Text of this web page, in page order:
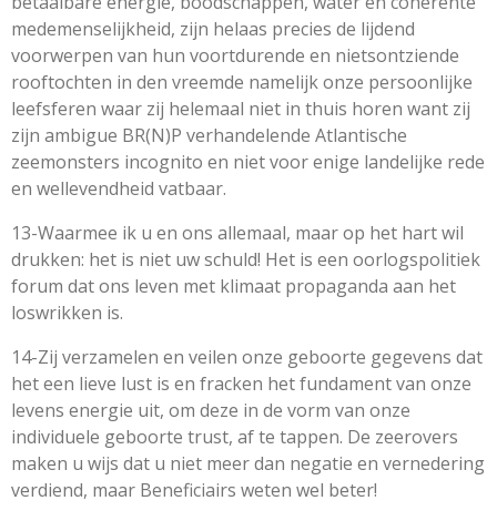
medemenselijkheid, zijn helaas precies de lijdend
voorwerpen van hun voortdurende en nietsontziende
rooftochten in den vreemde namelijk onze persoonlijke
leefsferen waar zij helemaal niet in thuis horen want zij
zijn ambigue BR(N)P verhandelende Atlantische
zeemonsters incognito en niet voor enige landelijke rede
en wellevendheid vatbaar.
13-Waarmee ik u en ons allemaal, maar op het hart wil
drukken: het is niet uw schuld! Het is een oorlogspolitiek
forum dat ons leven met klimaat propaganda aan het
loswrikken is.
14-Zij verzamelen en veilen onze geboorte gegevens dat
het een lieve lust is en fracken het fundament van onze
levens energie uit, om deze in de vorm van onze
individuele geboorte trust, af te tappen. De zeerovers
maken u wijs dat u niet meer dan negatie en vernedering
verdiend, maar Beneficiairs weten wel beter!